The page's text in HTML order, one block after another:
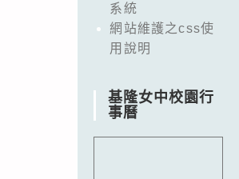
系統
網站維護之css使
用說明
基隆女中校園行
事曆